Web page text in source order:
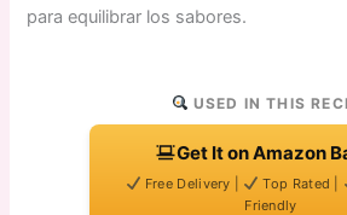
para equilibrar los sabores.
USED IN THIS
Get It on Amazon
Free Delivery | Top Rated |
Friendly